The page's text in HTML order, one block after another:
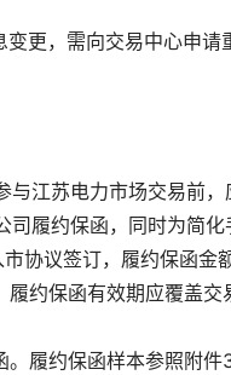
更，需向交易中心申
江苏电力市场交易前
履约保函，同时为简
协议签订，履约保函金
约保函有效期应覆盖
履约保函样本参照附